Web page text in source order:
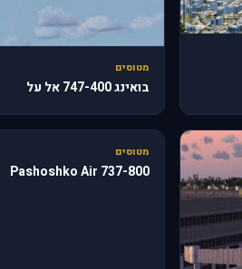
מטוסים
בואינג 747-400 אל על
187
מטוסים
737-800 Pashoshko Air